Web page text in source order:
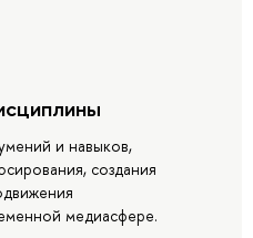
и навыков,
создания
медиасфере.